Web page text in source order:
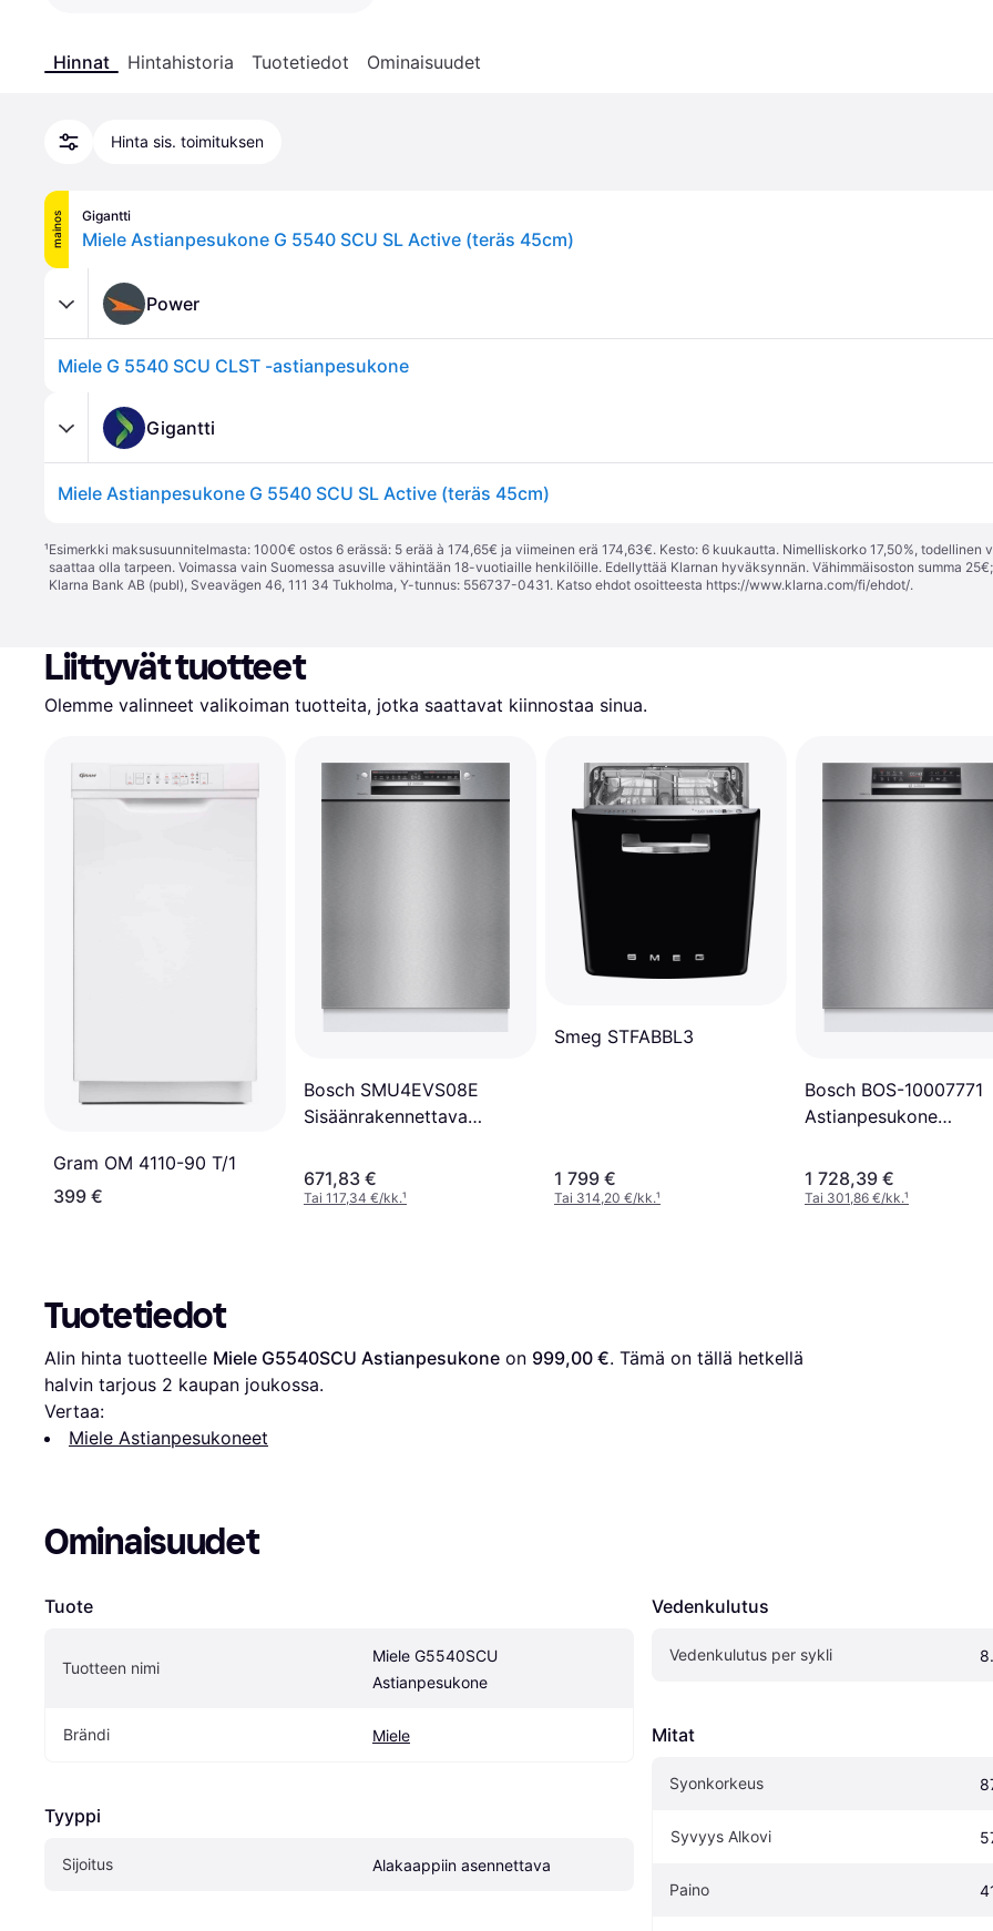
Hinnat Hintahistoria Tuotetiedot Ominaisuudet
Hinta sis. toimituksen
mainos Gigantti
Miele Astianpesukone G 5540 SCU SL Active (teräs 45cm)
Power
Miele G 5540 SCU CLST -astianpesukone
Gigantti
Miele Astianpesukone G 5540 SCU SL Active (teräs 45cm)
¹Esimerkki maksusuunnitelmasta: 1000€ ostos 6 erässä: 5 erää à 174,65€ ja viimeinen erä 174,63€. Kesto: 6 kuukautta. Nimelliskorko 17,50%,
saattaa olla tarpeen. Voimassa vain Suomessa asuville vähintään 18-vuotiaille henkilöille. Edellyttää Klarnan hyväksynnän. Vähimmäisoston summa
Klarna Bank AB (publ), Sveavägen 46, 111 34 Tukholma, Y-tunnus: 556737-0431. Katso ehdot osoitteesta https://www.klarna.com/fi/ehdot/.
Liittyvät tuotteet
Olemme valinneet valikoiman tuotteita, jotka saattavat kiinnostaa sinua.
Gram OM 4110-90 T/1
399 €
Bosch SMU4EVS08E
Sisäänrakennettava
671,83 €
Tai 117,34 €/kk.¹
Smeg STFABBL3
1 799 €
Tai 314,20 €/kk.¹
Bosch BOS-10007771
Astianpesukone
1 728,39 €
Tai 301,86 €/kk.¹
Tuotetiedot
Alin hinta tuotteelle Miele G5540SCU Astianpesukone on 999,00 €. Tämä on tällä hetkellä
halvin tarjous 2 kaupan joukossa.
Vertaa:
Miele Astianpesukoneet
Ominaisuudet
Tuote
Tuotteen nimi
Miele G5540SCU
Astianpesukone
Brändi Miele
Tyyppi
Sijoitus Alakaappiin asennettava
Vedenkulutus
Vedenkulutus per sykli
Mitat
Syonkorkeus
Syvyys Alkovi
Paino